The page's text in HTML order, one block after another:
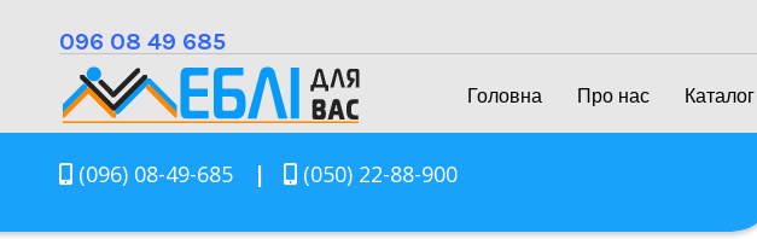
096 08 49 685
Головна Про нас Каталог
(096) 08-49-685 | (050) 22-88-900